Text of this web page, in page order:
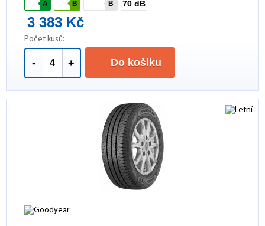
A B B 70 dB
3 383 Kč
Počet kusů:
- + Do košíku